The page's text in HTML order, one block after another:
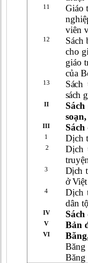
11
Giáo
viên
12
Sách
cho
giáo
của
13 Sách
sách
II
III Sách
1 Dịch
2
Dịch
3
Dịch
ở
4
Dịch
dân
IV
V Bản
VI
Băng
Băng